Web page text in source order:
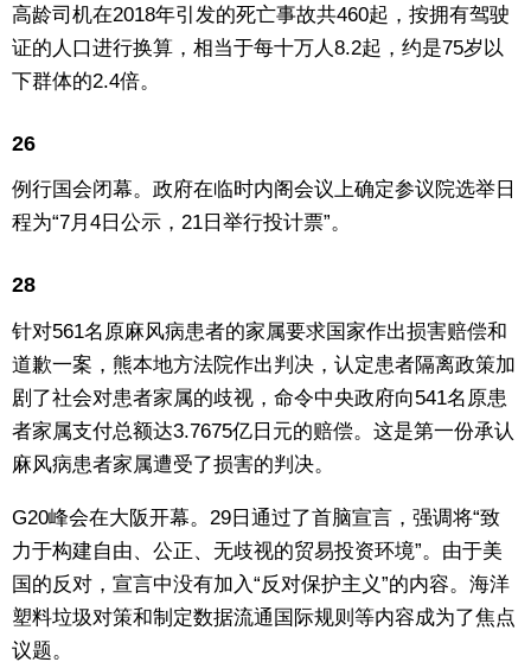
高龄司机在2018年引发的死亡事故共460起，按拥有驾驶
证的人口进行换算，相当于每十万人8.2起，约是75岁以
下群体的2.4倍。
26
例行国会闭幕。政府在临时内阁会议上确定参议院选举日
程为“7月4日公示，21日举行投计票”。
28
针对561名原麻风病患者的家属要求国家作出损害赔偿和
道歉一案，熊本地方法院作出判决，认定患者隔离政策加
剧了社会对患者家属的歧视，命令中央政府向541名原患
者家属支付总额达3.7675亿日元的赔偿。这是第一份承认
麻风病患者家属遭受了损害的判决。
G20峰会在大阪开幕。29日通过了首脑宣言，强调将“致
力于构建自由、公正、无歧视的贸易投资环境”。由于美
国的反对，宣言中没有加入“反对保护主义”的内容。海洋
塑料垃圾对策和制定数据流通国际规则等内容成为了焦点
议题。